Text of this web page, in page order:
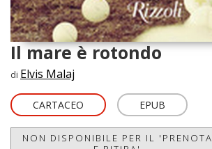
Il mare è rotondo
di Elvis Malaj
CARTACEO EPUB
NON DISPONIBILE PER IL 'PRENOTA